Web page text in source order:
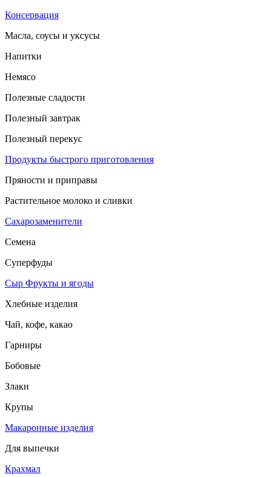
Консервация
Масла, соусы и уксусы
Напитки
Немясо
Полезные сладости
Полезный завтрак
Полезный перекус
Продукты быстрого приготовления
Пряности и приправы
Растительное молоко и сливки
Сахарозаменители
Семена
Суперфуды
Сыр Фрукты и ягоды
Хлебные изделия
Чай, кофе, какао
Гарниры
Бобовые
Злаки
Крупы
Макаронные изделия
Для выпечки
Крахмал